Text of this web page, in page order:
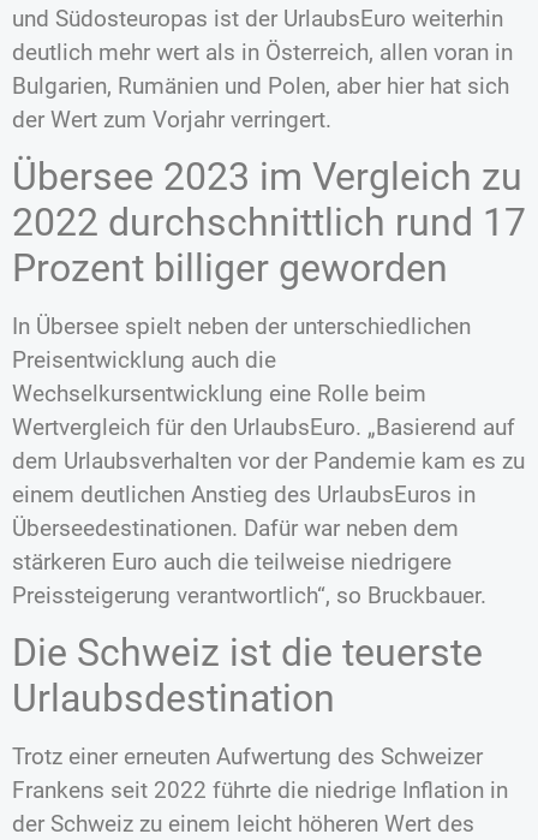
und Südosteuropas ist der UrlaubsEuro weiterhin
deutlich mehr wert als in Österreich, allen voran in
Bulgarien, Rumänien und Polen, aber hier hat sich
der Wert zum Vorjahr verringert.
Übersee 2023 im Vergleich zu
2022 durchschnittlich rund 17
Prozent billiger geworden
In Übersee spielt neben der unterschiedlichen
Preisentwicklung auch die
Wechselkursentwicklung eine Rolle beim
Wertvergleich für den UrlaubsEuro. „Basierend auf
dem Urlaubsverhalten vor der Pandemie kam es zu
einem deutlichen Anstieg des UrlaubsEuros in
Überseedestinationen. Dafür war neben dem
stärkeren Euro auch die teilweise niedrigere
Preissteigerung verantwortlich“, so Bruckbauer.
Die Schweiz ist die teuerste
Urlaubsdestination
Trotz einer erneuten Aufwertung des Schweizer
Frankens seit 2022 führte die niedrige Inflation in
der Schweiz zu einem leicht höheren Wert des